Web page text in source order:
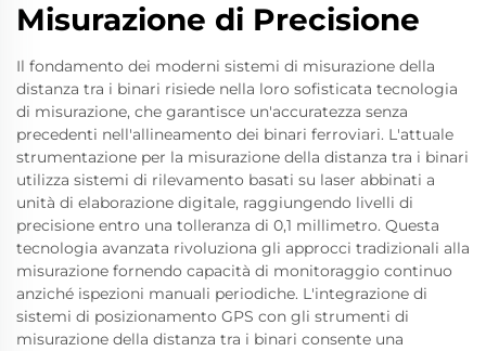
Misurazione di Precisione
Il fondamento dei moderni sistemi di misurazione della
distanza tra i binari risiede nella loro sofisticata tecnologia
di misurazione, che garantisce un'accuratezza senza
precedenti nell'allineamento dei binari ferroviari. L'attuale
strumentazione per la misurazione della distanza tra i binari
utilizza sistemi di rilevamento basati su laser abbinati a
unità di elaborazione digitale, raggiungendo livelli di
precisione entro una tolleranza di 0,1 millimetro. Questa
tecnologia avanzata rivoluziona gli approcci tradizionali alla
misurazione fornendo capacità di monitoraggio continuo
anziché ispezioni manuali periodiche. L'integrazione di
sistemi di posizionamento GPS con gli strumenti di
misurazione della distanza tra i binari consente una